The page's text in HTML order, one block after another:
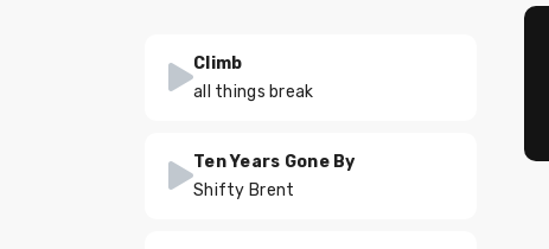
Climb
all things break
Ten Years Gone By
Shifty Brent